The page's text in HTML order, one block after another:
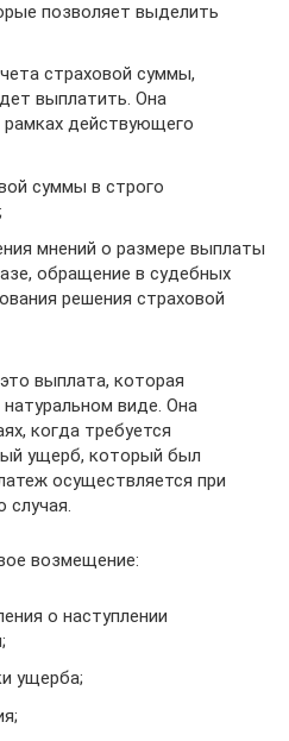
позволяет выделить
страховой суммы,
выплатить. Она
действующего
суммы в строго
мнений о размере выплаты
обращение в судебных
решения страховой
выплата, которая
виде. Она
когда требуется
ущерб, который был
осуществляется при
случая.
возмещение:
о наступлении
ущерба;